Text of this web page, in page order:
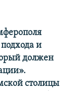
и
должен
столицы